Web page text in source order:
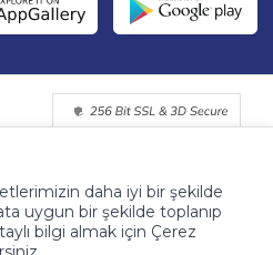
daha iyi bir şekilde
uygun bir şekilde toplanıp
bilgi almak için Çerez